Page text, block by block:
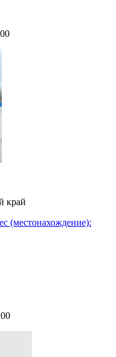
край
(местонахождение):